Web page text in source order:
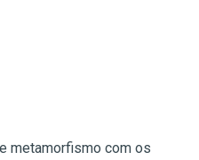
metamorfismo com os